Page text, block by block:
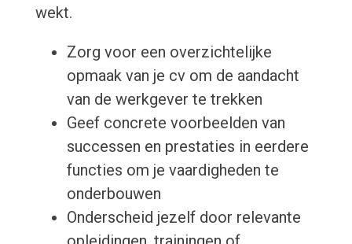
wekt.
Zorg voor een overzichtelijke
opmaak van je cv om de aandacht
van de werkgever te trekken
Geef concrete voorbeelden van
successen en prestaties in eerdere
functies om je vaardigheden te
onderbouwen
Onderscheid jezelf door relevante